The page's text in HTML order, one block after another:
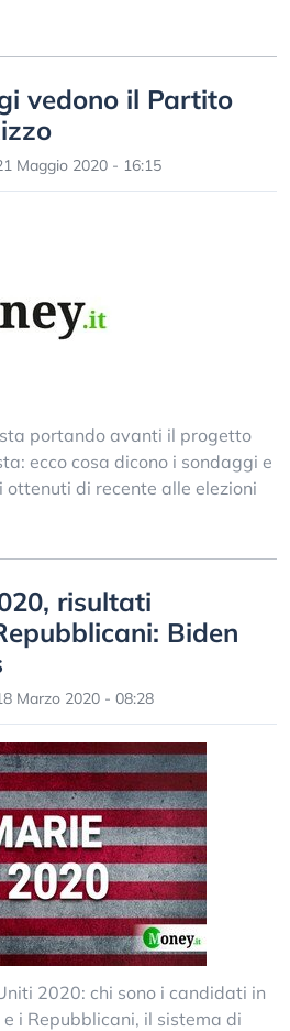
vedono il Partito
Maggio 2020 - 16:15
portando avanti il progetto
ecco cosa dicono i sondaggi e
di recente alle elezioni
risultati
Biden
Marzo 2020 - 08:28
2020: chi sono i candidati in
i Repubblicani, il sistema di